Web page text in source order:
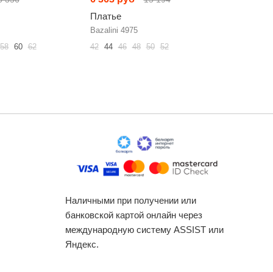
58 60 62
Платье
Bazalini 4975
42
44 46 48 50 52
Наличными при получении или
банковской картой онлайн через
международную систему ASSIST или
Яндекс.